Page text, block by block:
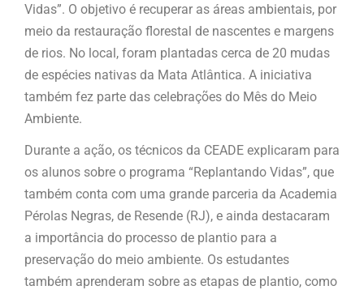
Vidas”. O objetivo é recuperar as áreas ambientais, por
meio da restauração florestal de nascentes e margens
de rios. No local, foram plantadas cerca de 20 mudas
de espécies nativas da Mata Atlântica. A iniciativa
também fez parte das celebrações do Mês do Meio
Ambiente.
Durante a ação, os técnicos da CEADE explicaram para
os alunos sobre o programa “Replantando Vidas”, que
também conta com uma grande parceria da Academia
Pérolas Negras, de Resende (RJ), e ainda destacaram
a importância do processo de plantio para a
preservação do meio ambiente. Os estudantes
também aprenderam sobre as etapas de plantio, como